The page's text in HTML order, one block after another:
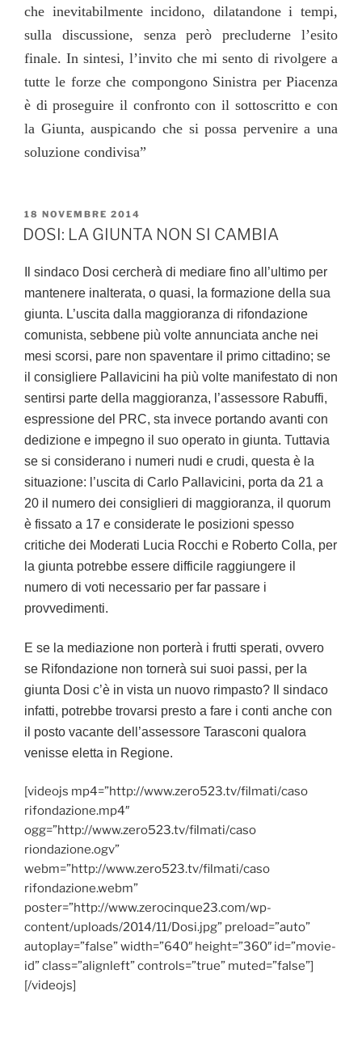
che inevitabilmente incidono, dilatandone i tempi,
sulla discussione, senza però precluderne l’esito
finale. In sintesi, l’invito che mi sento di rivolgere a
tutte le forze che compongono Sinistra per Piacenza
è di proseguire il confronto con il sottoscritto e con
la Giunta, auspicando che si possa pervenire a una
soluzione condivisa”
PUBBLICATO
IL
18 NOVEMBRE 2014
DOSI: LA GIUNTA NON SI CAMBIA
Il sindaco Dosi cercherà di mediare fino all’ultimo per
mantenere inalterata, o quasi, la formazione della sua
giunta. L’uscita dalla maggioranza di rifondazione
comunista, sebbene più volte annunciata anche nei
mesi scorsi, pare non spaventare il primo cittadino; se
il consigliere Pallavicini ha più volte manifestato di non
sentirsi parte della maggioranza, l’assessore Rabuffi,
espressione del PRC, sta invece portando avanti con
dedizione e impegno il suo operato in giunta. Tuttavia
se si considerano i numeri nudi e crudi, questa è la
situazione: l’uscita di Carlo Pallavicini, porta da 21 a
20 il numero dei consiglieri di maggioranza, il quorum
è fissato a 17 e considerate le posizioni spesso
critiche dei Moderati Lucia Rocchi e Roberto Colla, per
la giunta potrebbe essere difficile raggiungere il
numero di voti necessario per far passare i
provvedimenti.
E se la mediazione non porterà i frutti sperati, ovvero
se Rifondazione non tornerà sui suoi passi, per la
giunta Dosi c’è in vista un nuovo rimpasto? Il sindaco
infatti, potrebbe trovarsi presto a fare i conti anche con
il posto vacante dell’assessore Tarasconi qualora
venisse eletta in Regione.
[videojs mp4=”http://www.zero523.tv/filmati/caso
rifondazione.mp4″
ogg=”http://www.zero523.tv/filmati/caso
riondazione.ogv”
webm=”http://www.zero523.tv/filmati/caso
rifondazione.webm”
poster=”http://www.zerocinque23.com/wp-
content/uploads/2014/11/Dosi.jpg” preload=”auto”
autoplay=”false” width=”640″ height=”360″ id=”movie-
id” class=”alignleft” controls=”true” muted=”false”]
[/videojs]